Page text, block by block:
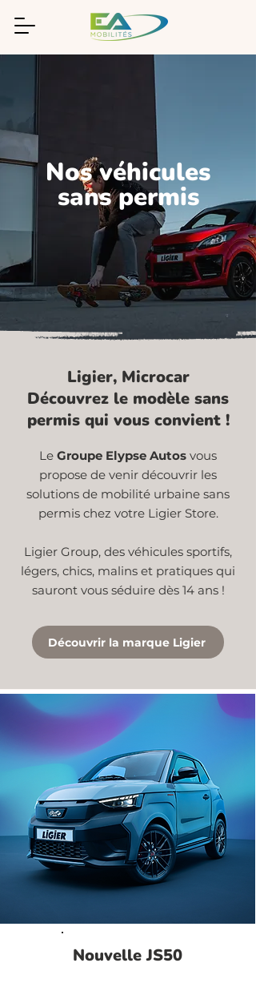
Nos véhicules
sans permis
Ligier, Microcar
Découvrez le modèle sans
permis qui vous convient !
Le Groupe Elypse Autos vous
propose de venir découvrir les
solutions de mobilité urbaine sans
permis chez votre Ligier Store.
Ligier Group, des véhicules sportifs,
légers, chics, malins et pratiques qui
sauront vous séduire dès 14 ans !
Découvrir la marque Ligier
Nouvelle JS50